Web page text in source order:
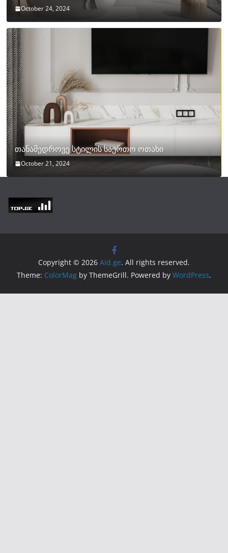
October 24, 2024
თანამედროვე სტილის საერთო ოთახი
October 21, 2024
Copyright © 2026 Aid.ge. All rights reserved.
Theme: ColorMag by ThemeGrill. Powered by WordPress.